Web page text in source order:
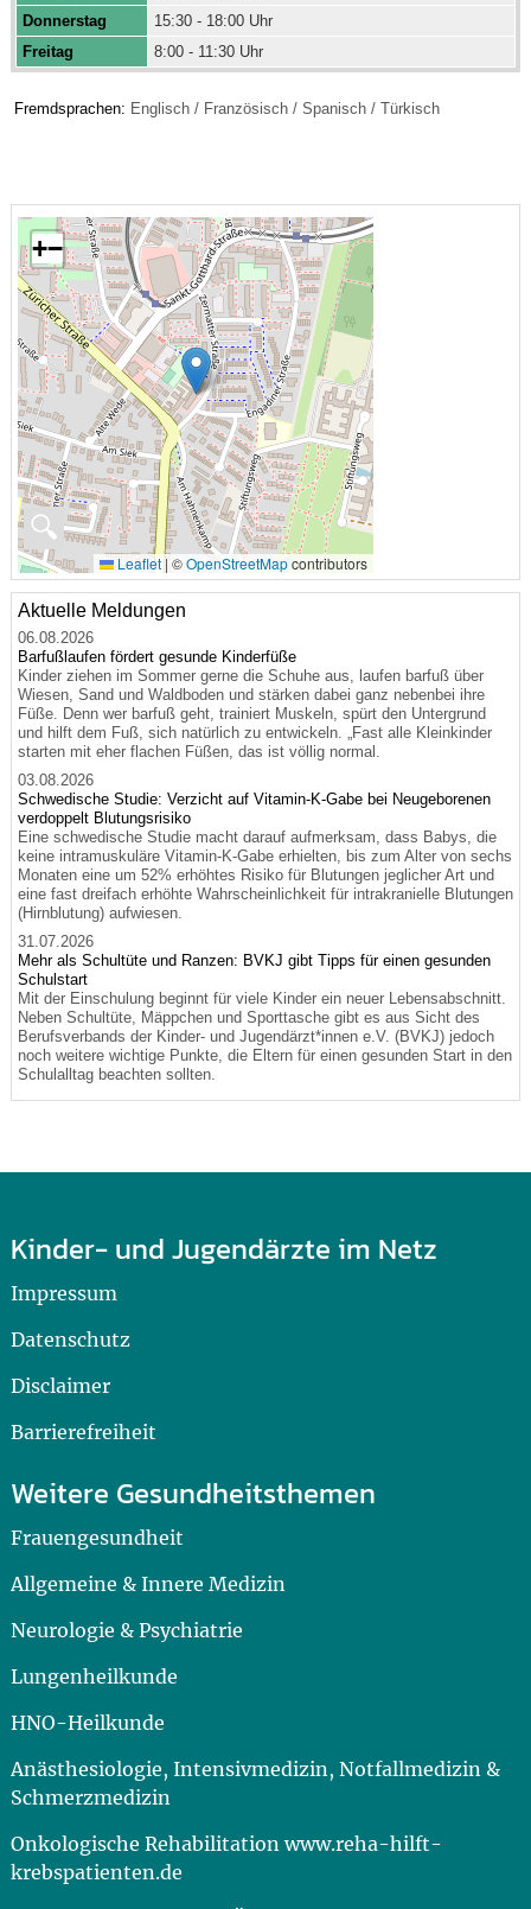
Donnerstag
15:30 - 18:00 Uhr
Freitag
8:00 - 11:30 Uhr
Fremdsprachen: Englisch / Französisch / Spanisch / Türkisch
🔍
+−
Leaflet | ©OpenStreetMapcontributors
Aktuelle Meldungen
06.08.2026
Barfußlaufen fördert gesunde Kinderfüße
Kinder ziehen im Sommer gerne die Schuhe aus, laufen barfuß über
Wiesen, Sand und Waldboden und stärken dabei ganz nebenbei ihre
Füße. Denn wer barfuß geht, trainiert Muskeln, spürt den Untergrund
und hilft dem Fuß, sich natürlich zu entwickeln. „Fast alle Kleinkinder
starten mit eher flachen Füßen, das ist völlig normal.
03.08.2026
Schwedische Studie: Verzicht auf Vitamin-K-Gabe bei Neugeborenen
verdoppelt Blutungsrisiko
Eine schwedische Studie macht darauf aufmerksam, dass Babys, die
keine intramuskuläre Vitamin-K-Gabe erhielten, bis zum Alter von sechs
Monaten eine um 52% erhöhtes Risiko für Blutungen jeglicher Art und
eine fast dreifach erhöhte Wahrscheinlichkeit für intrakranielle Blutungen
(Hirnblutung) aufwiesen.
31.07.2026
Mehr als Schultüte und Ranzen: BVKJ gibt Tipps für einen gesunden
Schulstart
Mit der Einschulung beginnt für viele Kinder ein neuer Lebensabschnitt.
Neben Schultüte, Mäppchen und Sporttasche gibt es aus Sicht des
Berufsverbands der Kinder- und Jugendärzt*innen e.V. (BVKJ) jedoch
noch weitere wichtige Punkte, die Eltern für einen gesunden Start in den
Schulalltag beachten sollten.
Kinder- und Jugendärzte im Netz
Impressum
Datenschutz
Disclaimer
Barrierefreiheit
Weitere Gesundheitsthemen
Frauengesundheit
Allgemeine & Innere Medizin
Neurologie & Psychiatrie
Lungenheilkunde
HNO-Heilkunde
Anästhesiologie, Intensivmedizin, Notfallmedizin &
Schmerzmedizin
Onkologische Rehabilitation www.reha-hilft-
krebspatienten.de